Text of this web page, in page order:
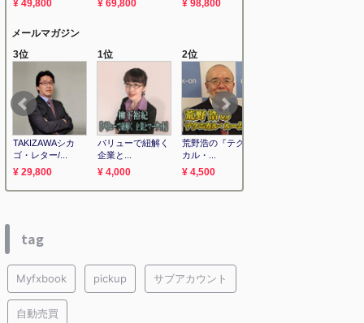
tag
Myfxbook pickup サブアカウント
自動売買